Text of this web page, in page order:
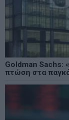
Goldman Sachs:
πτώση στα